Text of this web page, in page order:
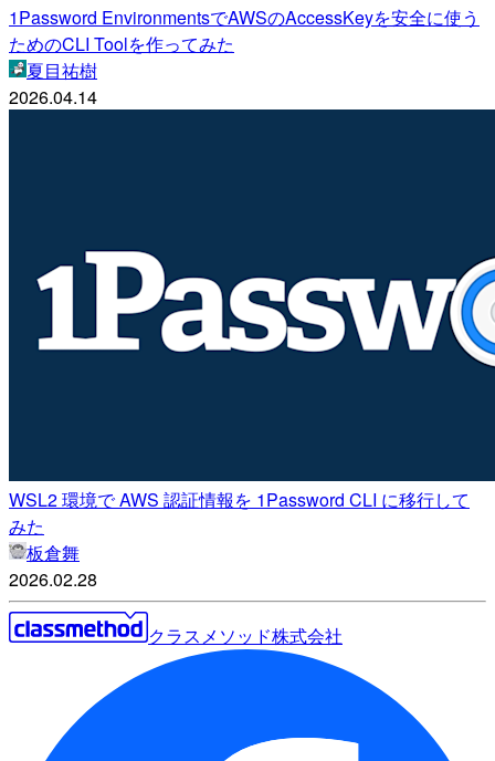
1Password EnvironmentsでAWSのAccessKeyを安全に使う
ためのCLI Toolを作ってみた
夏目祐樹
2026.04.14
WSL2 環境で AWS 認証情報を 1Password CLI に移行して
みた
板倉舞
2026.02.28
クラスメソッド株式会社